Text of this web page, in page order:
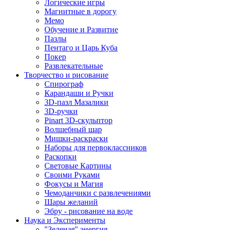
Логические игры
Магнитные в дорогу
Мемо
Обучение и Развитие
Пазлы
Пентаго и Царь Куба
Покер
Развлекательные
Творчество и рисование
Спирограф
Карандаши и Ручки
3D-пазл Мазалики
3D-ручки
Pinart 3D-скульптор
Волшебный шар
Мишки-раскраски
Наборы для первоклассников
Раскопки
Световые Картины
Своими Руками
Фокусы и Магия
Чемоданчики с развлечениями
Шары желаний
Эбру - рисование на воде
Наука и Эксперименты